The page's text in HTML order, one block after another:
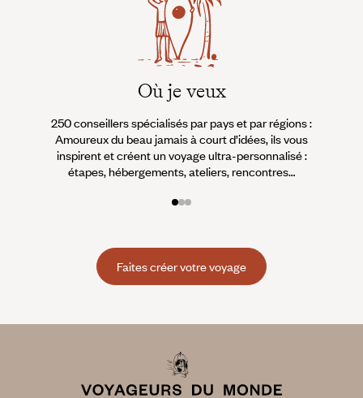
Où je veux
250 conseillers spécialisés par pays et par régions :
Amoureux du beau jamais à court d’idées, ils vous
inspirent et créent un voyage ultra-personnalisé :
étapes, hébergements, ateliers, rencontres…
Faites créer votre voyage